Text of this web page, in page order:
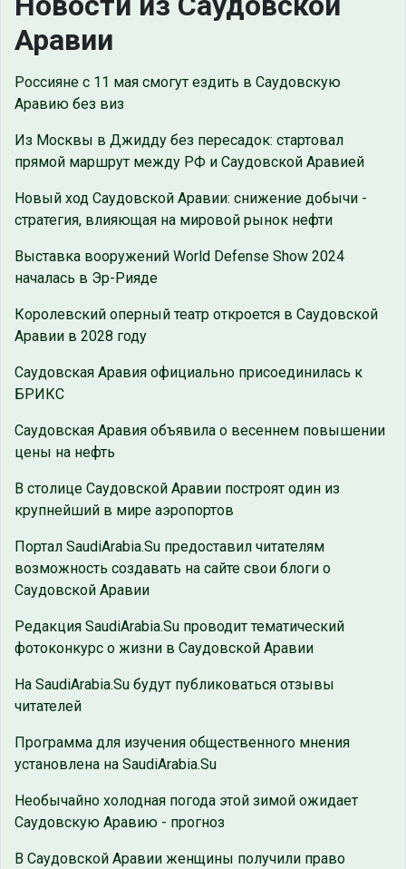
Аравии
Россияне с 11 мая смогут ездить в Саудовскую
Аравию без виз
Из Москвы в Джидду без пересадок: стартовал
прямой маршрут между РФ и Саудовской Аравией
Новый ход Саудовской Аравии: снижение добычи -
стратегия, влияющая на мировой рынок нефти
Выставка вооружений World Defense Show 2024
началась в Эр-Рияде
Королевский оперный театр откроется в Саудовской
Аравии в 2028 году
Саудовская Аравия официально присоединилась к
БРИКС
Саудовская Аравия объявила о весеннем повышении
цены на нефть
В столице Саудовской Аравии построят один из
крупнейший в мире аэропортов
Портал SaudiArabia.Su предоставил читателям
возможность создавать на сайте свои блоги о
Саудовской Аравии
Редакция SaudiArabia.Su проводит тематический
фотоконкурс о жизни в Саудовской Аравии
На SaudiArabia.Su будут публиковаться отзывы
читателей
Программа для изучения общественного мнения
установлена на SaudiArabia.Su
Необычайно холодная погода этой зимой ожидает
Саудовскую Аравию - прогноз
В Саудовской Аравии женщины получили право